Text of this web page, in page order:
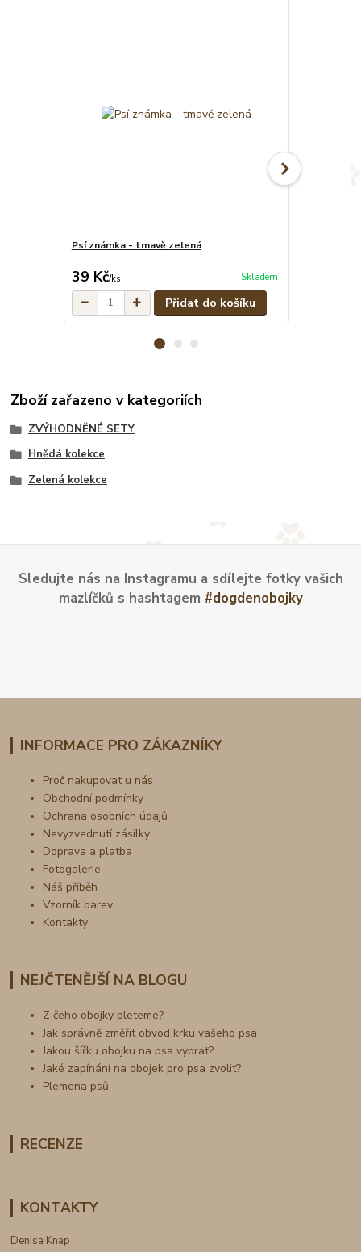
Psí známka - tmavě zelená
39 Kč/ks Skladem
Přidat do košíku
Zboží zařazeno v kategoriích
ZVÝHODNĚNÉ SETY
Hnědá kolekce
Zelená kolekce
Sledujte nás na Instagramu a sdílejte fotky vašich
mazlíčků s hashtagem #dogdenobojky
INFORMACE PRO ZÁKAZNÍKY
Proč nakupovat u nás
Obchodní podmínky
Ochrana osobních údajů
Nevyzvednutí zásilky
Doprava a platba
Fotogalerie
Náš příběh
Vzorník barev
Kontakty
NEJČTENĚJŠÍ NA BLOGU
Z čeho obojky pleteme?
Jak správně změřit obvod krku vašeho psa
Jakou šířku obojku na psa vybrat?
Jaké zapínání na obojek pro psa zvolit?
Plemena psů
RECENZE
KONTAKTY
Denisa Knap